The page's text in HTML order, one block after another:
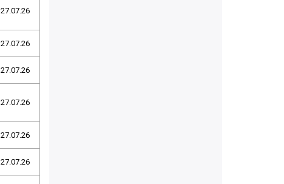
27.07.26
27.07.26
27.07.26
27.07.26
27.07.26
27.07.26